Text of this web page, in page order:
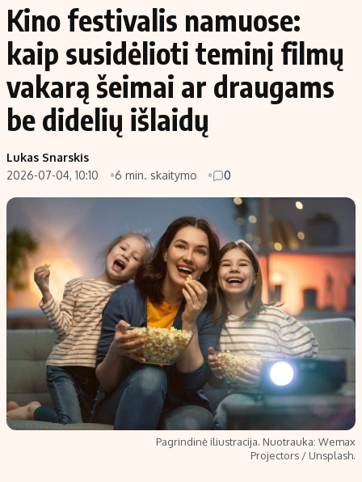
Kino festivalis namuose:
kaip susidėlioti teminį filmų
vakarą šeimai ar draugams
be didelių išlaidų
Lukas Snarskis
2026-07-04, 10:10
6 min. skaitymo 0
Pagrindinė iliustracija. Nuotrauka: Wemax
Projectors / Unsplash.